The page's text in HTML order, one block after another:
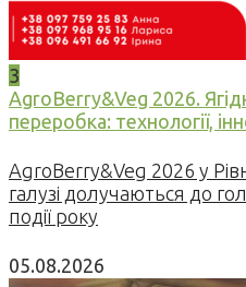
3
AgroBerry&Veg 2026.
переробка: технології,
AgroBerry&Veg 2026 у
галузі долучаються до
події року
05.08.2026